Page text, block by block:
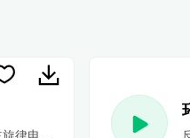
。律电子合成器，可融入中速能